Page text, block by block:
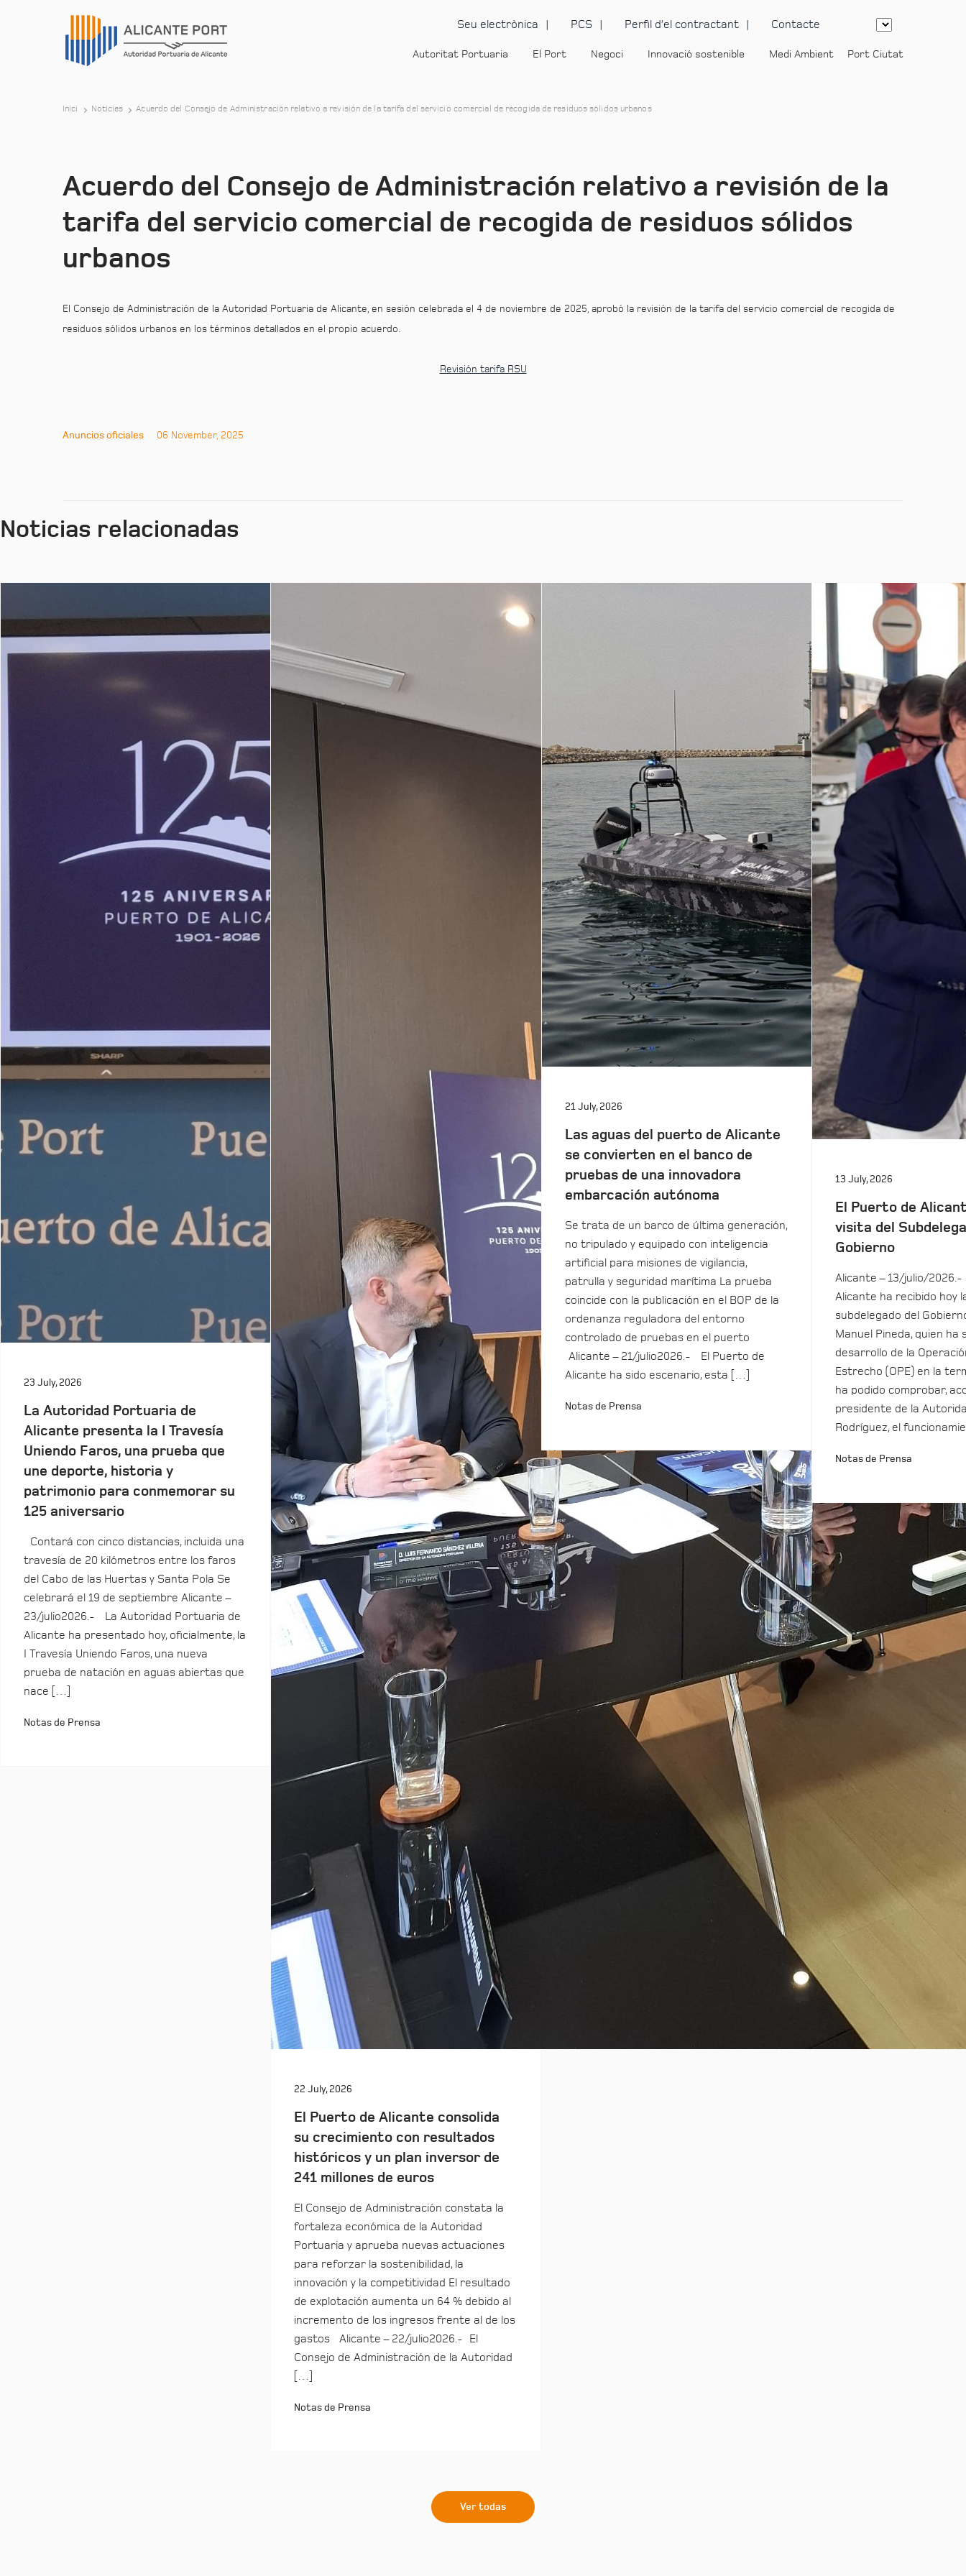
Seu electrònica PCS Perfil d’el contractant Contacte
Autoritat Portuaria El Port Negoci Innovació sostenible Medi Ambient Port Ciutat
Inici Notícies Acuerdo del Consejo de Administración relativo a revisión de la tarifa del servicio comercial de recogida de residuos sólidos urbanos
Acuerdo del Consejo de Administración relativo a revisión de la
tarifa del servicio comercial de recogida de residuos sólidos
urbanos
El Consejo de Administración de la Autoridad Portuaria de Alicante, en sesión celebrada el 4 de noviembre de 2025, aprobó la revisión de la tarifa del servicio comercial de recogida de
residuos sólidos urbanos en los términos detallados en el propio acuerdo.
Revisión tarifa RSU
Anuncios oficiales 06 November, 2025
Noticias relacionadas
23 July, 2026
La Autoridad Portuaria de
Alicante presenta la I Travesía
Uniendo Faros, una prueba que
une deporte, historia y
patrimonio para conmemorar su
125 aniversario
Contará con cinco distancias, incluida una
travesía de 20 kilómetros entre los faros
del Cabo de las Huertas y Santa Pola Se
celebrará el 19 de septiembre Alicante –
23/julio2026.- La Autoridad Portuaria de
Alicante ha presentado hoy, oficialmente, la
I Travesía Uniendo Faros, una nueva
prueba de natación en aguas abiertas que
nace […]
Notas de Prensa
22 July, 2026
El Puerto de Alicante consolida
su crecimiento con resultados
históricos y un plan inversor de
241 millones de euros
El Consejo de Administración constata la
fortaleza económica de la Autoridad
Portuaria y aprueba nuevas actuaciones
para reforzar la sostenibilidad, la
innovación y la competitividad El resultado
de explotación aumenta un 64 % debido al
incremento de los ingresos frente al de los
gastos Alicante – 22/julio2026.- El
Consejo de Administración de la Autoridad
Notas de Prensa
21 July, 2026
Las aguas del puerto de Alicante
se convierten en el banco de
pruebas de una innovadora
embarcación autónoma
Se trata de un barco de última generación,
no tripulado y equipado con inteligencia
artificial para misiones de vigilancia,
patrulla y seguridad marítima La prueba
coincide con la publicación en el BOP de la
ordenanza reguladora del entorno
controlado de pruebas en el puerto
Alicante – 21/julio2026.- El Puerto de
Alicante ha sido escenario, esta […]
Notas de Prensa
13 July, 2026
El Puerto de
visita del
Gobierno
Alicante – 13/julio/
Alicante ha recibido hoy
subdelegado del
Manuel Pineda, quien ha
desarrollo de la
Estrecho (OPE) en la
ha podido comprobar,
presidente de la
Rodríguez, el
Notas de Prensa
Ver todas